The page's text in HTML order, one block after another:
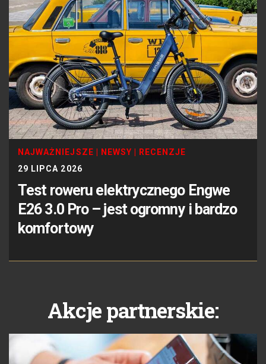
NAJWAŻNIEJSZE NEWSY
RECENZJE
29 LIPCA 2026
Test roweru elektrycznego Engwe
E26 3.0 Pro – jest ogromny i bardzo
komfortowy
Akcje partnerskie: